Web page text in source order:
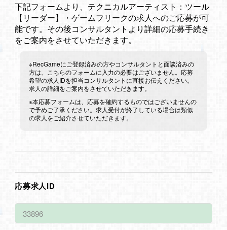
下記フォームより、テクニカルアーティスト：ツール
【リーダー】・ゲームフリークの求人へのご応募が可
能です。その後コンサルタントより詳細の応募手続き
をご案内をさせていただきます。
※RecGameにご登録済みの方やコンサルタントと面談済みの
方は、こちらのフォームに入力の必要はございません。応募
希望の求人IDを担当コンサルタントに直接お伝えください。
求人の詳細をご案内をさせていただきます。
※本応募フォームは、応募を確約するものではございませんの
で予めご了承ください。求人受付が終了している場合は類似
の求人をご紹介させていただきます。
応募求人ID